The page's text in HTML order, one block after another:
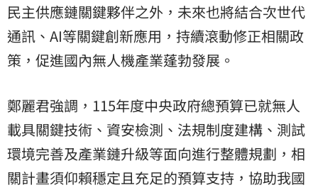
民主供應鏈關鍵夥伴之外，未來也將結合次世代
通訊、AI等關鍵創新應用，持續滾動修正相關政
策，促進國內無人機產業蓬勃發展。
鄭麗君強調，115年度中央政府總預算已就無人
載具關鍵技術、資安檢測、法規制度建構、測試
環境完善及產業鏈升級等面向進行整體規劃，相
關計畫須仰賴穩定且充足的預算支持，協助我國